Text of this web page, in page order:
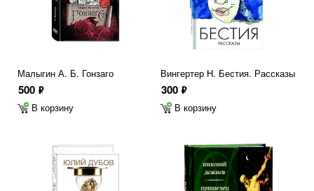
Малыгин А. Б. Гонзаго
500 ф
В корзину
Вингертер Н. Бестия. Рассказы
300 ф
В корзину